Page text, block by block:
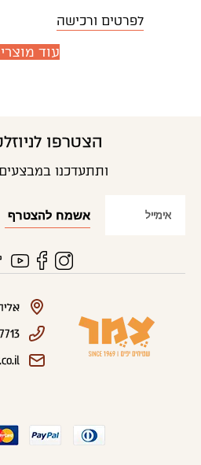
לפרטים ורכישה
עוד
הצטרפו
ותתעדכנו
אליהו